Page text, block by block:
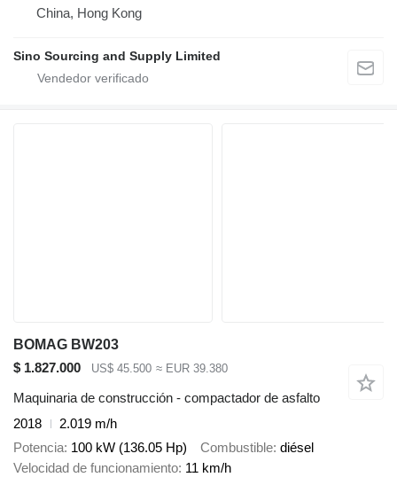
China, Hong Kong
Sino Sourcing and Supply Limited
BOMAG BW203
$ 1.827.000
US$ 45.500 ≈ EUR 39.380
Maquinaria de construcción - compactador de asfalto
2018
2.019 m/h
Potencia 100 kW (136.05 Hp) Combustible diésel
Velocidad de funcionamiento 11 km/h